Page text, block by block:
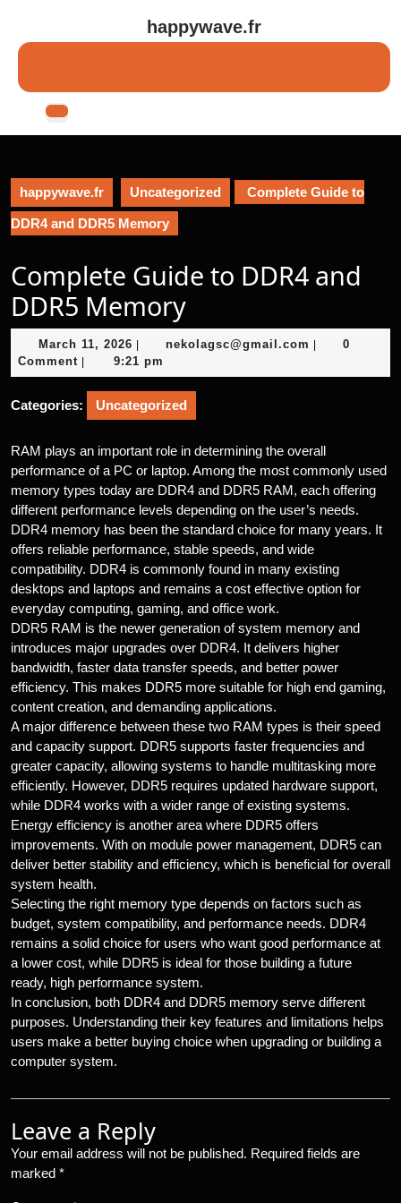
content
happywave.fr
Open
happywave.fr Uncategorized Complete Guide to
DDR4 and DDR5 Memory
Complete Guide to DDR4 and
DDR5 Memory
March 11, 2026 March
11,
2026
nekolagsc@gmail.com
0
Comment
9:21 pm
Categories: Uncategorized
RAM plays an important role in determining the overall
performance of a PC or laptop. Among the most commonly used
memory types today are DDR4 and DDR5 RAM, each offering
different performance levels depending on the user’s needs.
DDR4 memory has been the standard choice for many years. It
offers reliable performance, stable speeds, and wide
compatibility. DDR4 is commonly found in many existing
desktops and laptops and remains a cost effective option for
everyday computing, gaming, and office work.
DDR5 RAM is the newer generation of system memory and
introduces major upgrades over DDR4. It delivers higher
bandwidth, faster data transfer speeds, and better power
efficiency. This makes DDR5 more suitable for high end gaming,
content creation, and demanding applications.
A major difference between these two RAM types is their speed
and capacity support. DDR5 supports faster frequencies and
greater capacity, allowing systems to handle multitasking more
efficiently. However, DDR5 requires updated hardware support,
while DDR4 works with a wider range of existing systems.
Energy efficiency is another area where DDR5 offers
improvements. With on module power management, DDR5 can
deliver better stability and efficiency, which is beneficial for overall
system health.
Selecting the right memory type depends on factors such as
budget, system compatibility, and performance needs. DDR4
remains a solid choice for users who want good performance at
a lower cost, while DDR5 is ideal for those building a future
ready, high performance system.
In conclusion, both DDR4 and DDR5 memory serve different
purposes. Understanding their key features and limitations helps
users make a better buying choice when upgrading or building a
computer system.
Leave a Reply
Your email address will not be published. Required fields are
marked *